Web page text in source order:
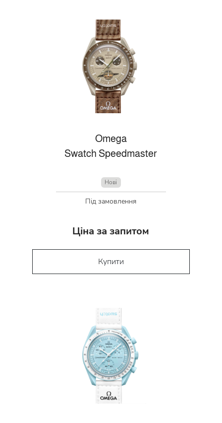
Omega
Swatch Speedmaster
Нові
Під замовлення
Ціна за запитом
Купити